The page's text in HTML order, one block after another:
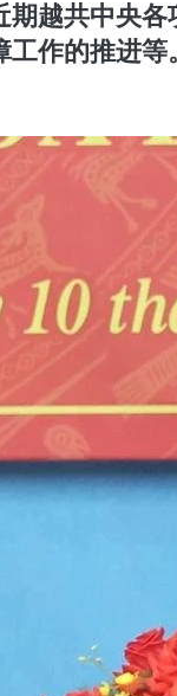
期越共中央
作的推进等